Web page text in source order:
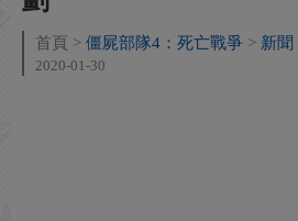
首頁 僵屍部隊4：死亡戰爭 新聞
2020-01-30